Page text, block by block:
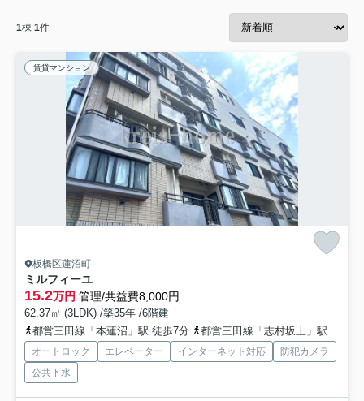
1棟 1件
賃貸マンション
板橋区蓮沼町
ミルフィーユ
15.2万円 管理/共益費8,000円
62.37㎡ (3LDK) /築35年 /6階建
都営三田線「本蓮沼」駅 徒歩7分
都営三田線「志村坂上」駅 徒歩10分
オートロック エレベーター インターネット対応
防犯カメラ
公共下水